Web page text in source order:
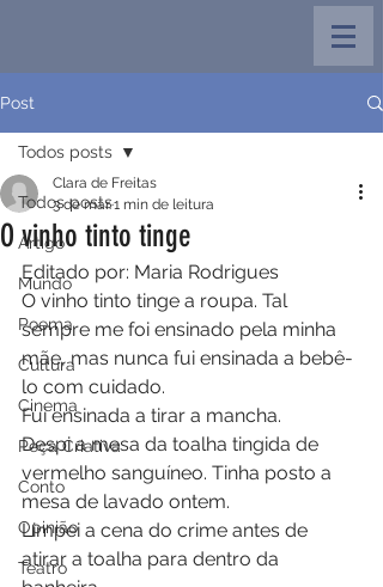
Post
Todos posts
Artigo
Mundo
Poema
Cultura
Cinema
Peça Criativa
Conto
Opinião
Teatro
Todos posts
O vinho tinto tinge
Clara de Freitas
3 de mar.1 min de leitura
Editado por: Maria Rodrigues
O vinho tinto tinge a roupa. Tal
sempre me foi ensinado pela minha
mãe, mas nunca fui ensinada a bebê-
lo com cuidado.
Fui ensinada a tirar a mancha.
Despi a mesa da toalha tingida de
vermelho sanguíneo. Tinha posto a
mesa de lavado ontem.
Limpei a cena do crime antes de
atirar a toalha para dentro da